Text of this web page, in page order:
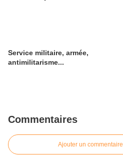
Service militaire, armée,
antimilitarisme...
Commentaires
Ajouter un commentaire